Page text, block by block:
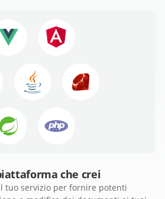
che crei
tuo servizio per fornire potenti